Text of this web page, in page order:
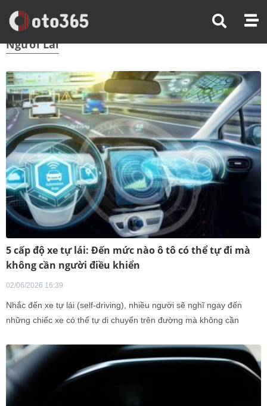
Trang Chủ Người Lái
Người Lái
5 cấp độ xe tự lái: Đến mức nào ô tô có thể tự đi mà
không cần người điều khiển
02/06/2026 16:39
Nhắc đến xe tự lái (self-driving), nhiều người sẽ nghĩ ngay đến
những chiếc xe có thể tự di chuyển trên đường mà không cần